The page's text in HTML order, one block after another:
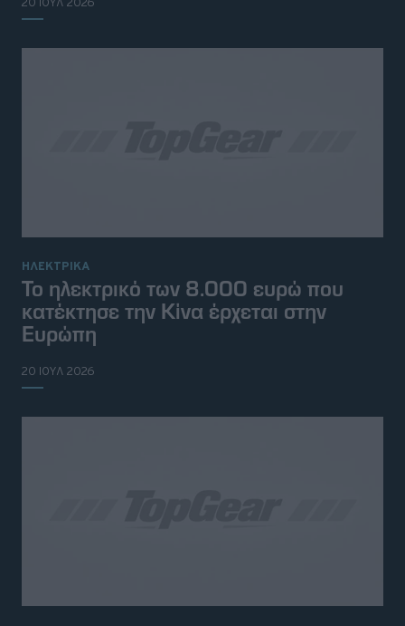
ΗΛΕΚΤΡΙΚΑ
Το ηλεκτρικό των 8.000 ευρώ που
κατέκτησε την Κίνα έρχεται στην
Ευρώπη
20 ΙΟΥΛ 2026